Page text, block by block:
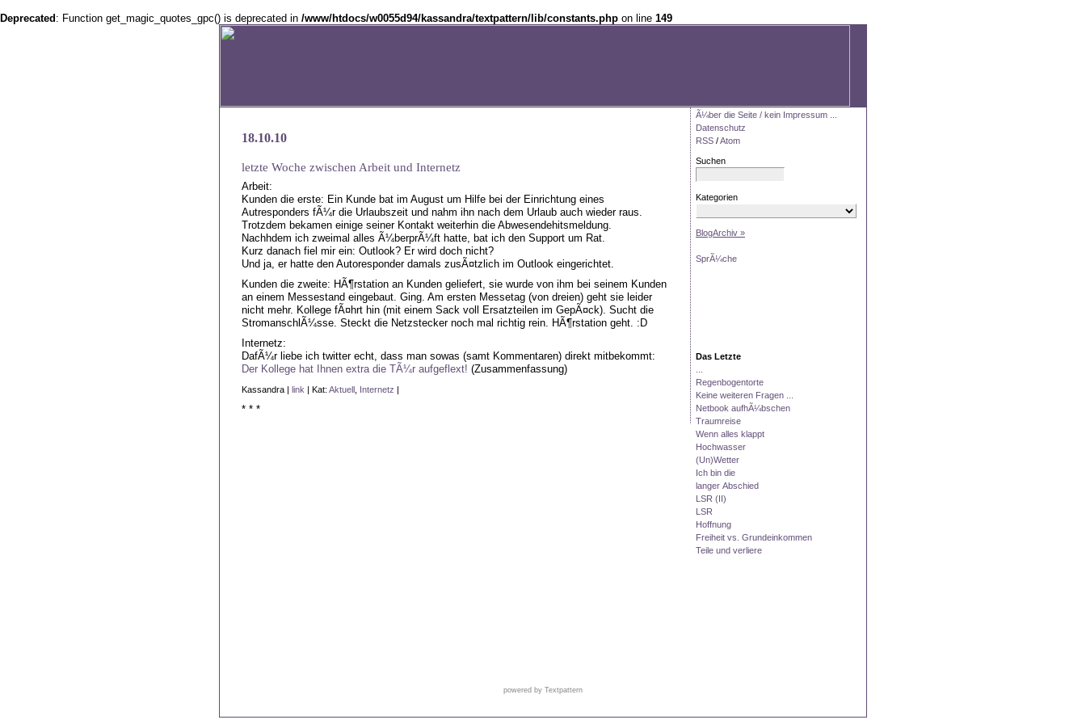
Deprecated : Function get_magic_quotes_gpc() is deprecated in /www/htdocs/w0055d94/kassandra/textpattern/lib/constants.php on line 149
Ã¼ber die Seite / kein Impressum ...
Datenschutz
RSS /Atom
Suchen
Kategorien
BlogArchiv »
SprÃ¼che
Das Letzte
Regenbogentorte
Keine weiteren Fragen ...
Netbook aufhÃ¼bschen
Traumreise
Wenn alles klappt
Hochwasser
(Un)Wetter
Ich bin die
langer Abschied
LSR (II)
LSR
Hoffnung
Freiheit vs. Grundeinkommen
Teile und verliere
18.10.10
letzte Woche zwischen Arbeit und Internetz
Arbeit:
Kunden die erste: Ein Kunde bat im August um Hilfe bei der Einrichtung eines
Autresponders fÃ¼r die Urlaubszeit und nahm ihn nach dem Urlaub auch wieder raus.
Trotzdem bekamen einige seiner Kontakt weiterhin die Abwesendehitsmeldung.
Nachhdem ich zweimal alles Ã¼berprÃ¼ft hatte, bat ich den Support um Rat.
Kurz danach fiel mir ein: Outlook? Er wird doch nicht?
Und ja, er hatte den Autoresponder damals zusÃ¤tzlich im Outlook eingerichtet.
Kunden die zweite: HÃ¶rstation an Kunden geliefert, sie wurde von ihm bei seinem Kunden
an einem Messestand eingebaut. Ging. Am ersten Messetag (von dreien) geht sie leider
nicht mehr. Kollege fÃ¤hrt hin (mit einem Sack voll Ersatzteilen im GepÃ¤ck). Sucht die
StromanschlÃ¼sse. Steckt die Netzstecker noch mal richtig rein. HÃ¶rstation geht. :D
Internetz:
DafÃ¼r liebe ich twitter echt, dass man sowas (samt Kommentaren) direkt mitbekommt:
Der Kollege hat Ihnen extra die TÃ¼r aufgeflext! (Zusammenfassung)
Kassandra | link | Kat: Aktuell Internetz |
* * *
powered by Textpattern